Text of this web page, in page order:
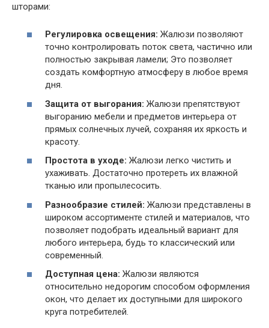
шторами:
Регулировка освещения: Жалюзи позволяют
точно контролировать поток света, частично или
полностью закрывая ламели; Это позволяет
создать комфортную атмосферу в любое время
дня.
Защита от выгорания: Жалюзи препятствуют
выгоранию мебели и предметов интерьера от
прямых солнечных лучей, сохраняя их яркость и
красоту.
Простота в уходе: Жалюзи легко чистить и
ухаживать. Достаточно протереть их влажной
тканью или пропылесосить.
Разнообразие стилей: Жалюзи представлены в
широком ассортименте стилей и материалов, что
позволяет подобрать идеальный вариант для
любого интерьера, будь то классический или
современный.
Доступная цена: Жалюзи являются
относительно недорогим способом оформления
окон, что делает их доступными для широкого
круга потребителей.